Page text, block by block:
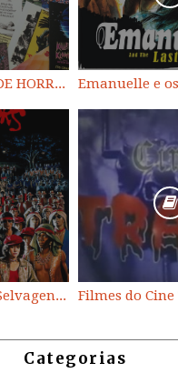
LISTA DE FILMES DE HORROR/ TRASH/ SUSPENSE/ SCI-FI/ EXPLOITATION E OUTROS
The Warriors: Os Selvagens da Noite
Categorias